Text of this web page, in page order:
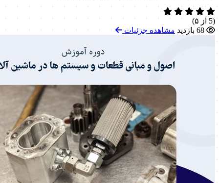
(5 از ۵)
68 بازدید
مشاهده جزئیات